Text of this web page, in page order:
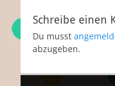
Schreibe einen
Du musst
abzugeben.